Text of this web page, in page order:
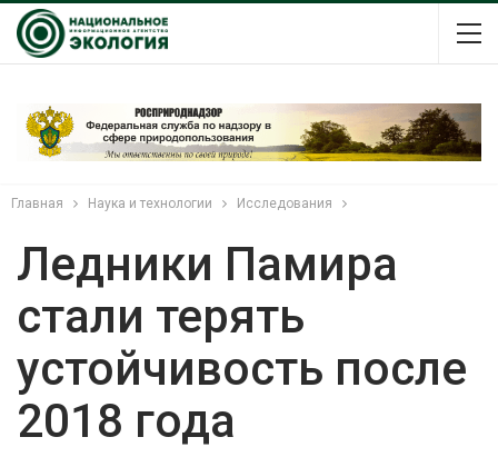
Главная Наука и технологии Исследования
Ледники Памира
стали терять
устойчивость после
2018 года